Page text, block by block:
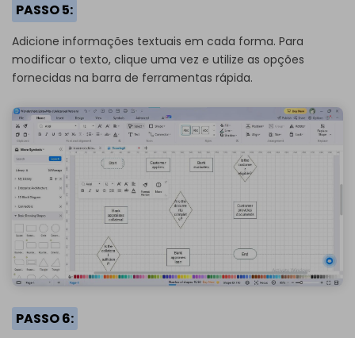
PASSO 5:
Adicione informações textuais em cada forma. Para
modificar o texto, clique uma vez e utilize as opções
fornecidas na barra de ferramentas rápida.
PASSO 6: